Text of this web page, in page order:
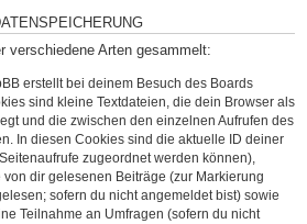
verschiedene Arten gesammelt:
erstellt bei deinem Besuch des Boards
sind kleine Textdateien, die dein Browser als
und die zwischen den einzelnen Aufrufen des
In diesen Cookies sind die aktuelle ID deiner
zugeordnet werden können),
von dir gelesenen Beiträge (zur Markierung
sofern du nicht angemeldet bist) sowie
Teilnahme an Umfragen (sofern du nicht